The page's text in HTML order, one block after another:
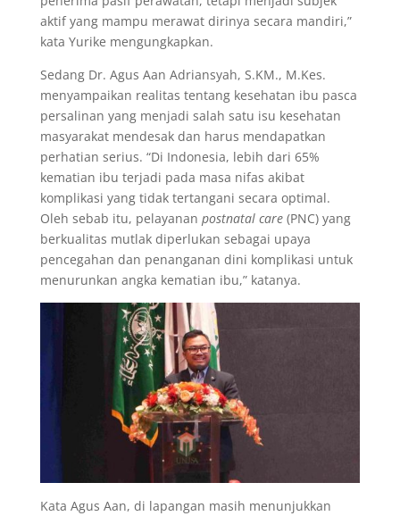
aktif yang mampu merawat dirinya secara mandiri,”
kata Yurike mengungkapkan.
Sedang Dr. Agus Aan Adriansyah, S.KM., M.Kes.
menyampaikan realitas tentang kesehatan ibu pasca
persalinan yang menjadi salah satu isu kesehatan
masyarakat mendesak dan harus mendapatkan
perhatian serius. “Di Indonesia, lebih dari 65%
kematian ibu terjadi pada masa nifas akibat
komplikasi yang tidak tertangani secara optimal.
Oleh sebab itu, pelayanan postnatal care(PNC) yang
berkualitas mutlak diperlukan sebagai upaya
pencegahan dan penanganan dini komplikasi untuk
menurunkan angka kematian ibu,” katanya.
Kata Agus Aan, di lapangan masih menunjukkan